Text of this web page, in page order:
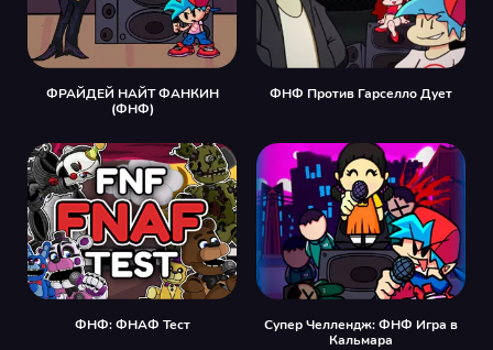
ФРАЙДЕЙ НАЙТ ФАНКИН
(ФНФ)
ФНФ Против Гарселло Дует
ФНФ: ФНАФ Тест
Супер Челлендж: ФНФ Игра в
Кальмара